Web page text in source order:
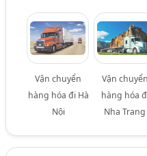
Vận chuyển
hàng hóa đi Hà
Nội
Vận chuyển
hàng hóa
Nha Trang